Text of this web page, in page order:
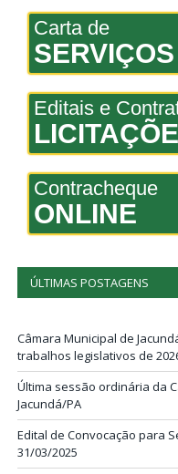
Carta de
SERVIÇOS
Editais e
Contracheque
ONLINE
ÚLTIMAS POSTAGENS
Câmara Municipal de
trabalhos legislativos de
Última sessão ordinária da
Jacundá/PA
Edital de Convocação para
31/03/2025